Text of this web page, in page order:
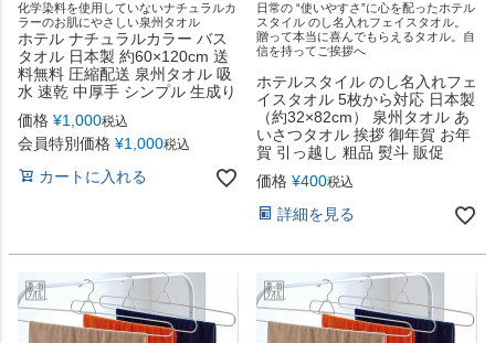
化学染料を使用していないナチュラルカ
ラーのお肌にやさしい泉州タオル
ホテル ナチュラルカラー バス
タオル 日本製 約60×120cm 送
料無料 圧縮配送 泉州タオル 吸
水 速乾 中厚手 シンプル 生成り
価格 ¥1,000税込
会員特別価格 ¥1,000税込
カートに入れる
日常の “使いやすさ”に心を配ったホテル
スタイル のし名入れフェイスタオル。
贈って本当に喜んでもらえるタオル。自
信を持ってご挨拶へ
ホテルスタイル のし名入れフェ
イスタオル 5枚から対応 日本製
（約32×82cm） 泉州タオル あ
いさつタオル 挨拶 御年賀 お年
賀 引っ越し 粗品 熨斗 販促
価格 ¥400税込
詳細を見る